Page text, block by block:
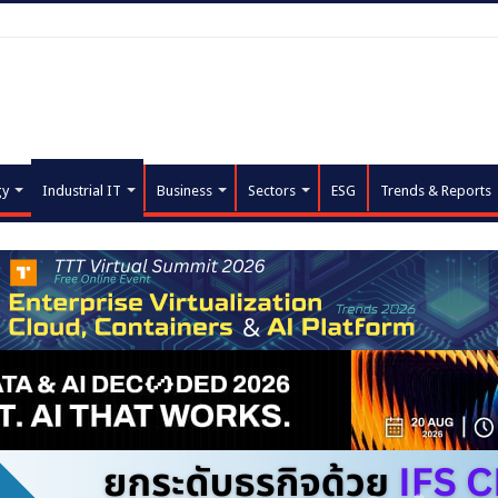
Industrial IT Business Sectors ESG Trends & Reports